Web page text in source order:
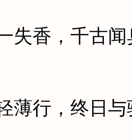
香，千古闻
行，终日与